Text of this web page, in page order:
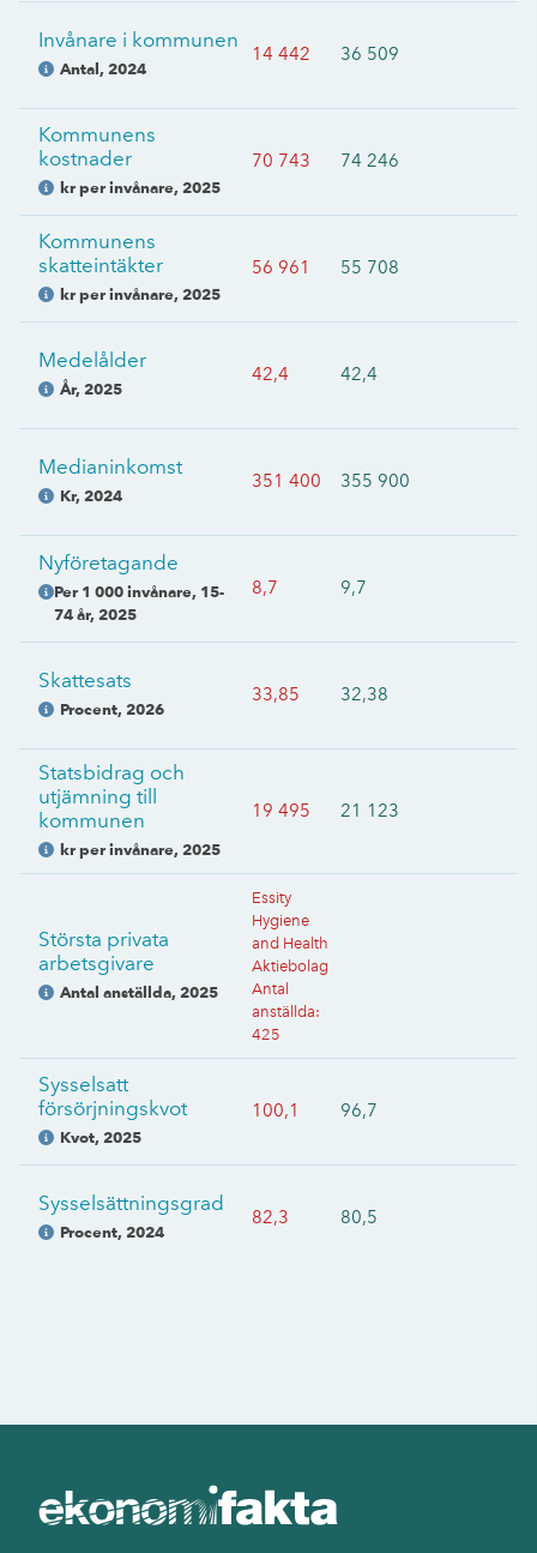
Invånare i kommunen
Antal, 2024
14 442 36 509
Kommunens
kostnader
kr per invånare, 2025
70 743 74 246
Kommunens
skatteintäkter
kr per invånare, 2025
56 961 55 708
Medelålder
År, 2025
42,4 42,4
Medianinkomst
Kr, 2024
351 400 355 900
Nyföretagande
Per 1 000 invånare, 15-
74 år,2025
8,7 9,7
Skattesats
Procent, 2026
33,85 32,38
Statsbidrag och
utjämning till
kommunen
kr per invånare, 2025
19 495 21 123
Största privata
arbetsgivare
Antal anställda, 2025
Essity
Hygiene
and Health
Aktiebolag
Antal
anställda:
425
Sysselsatt
försörjningskvot
Kvot, 2025
100,1 96,7
Sysselsättningsgrad
Procent, 2024
82,3 80,5